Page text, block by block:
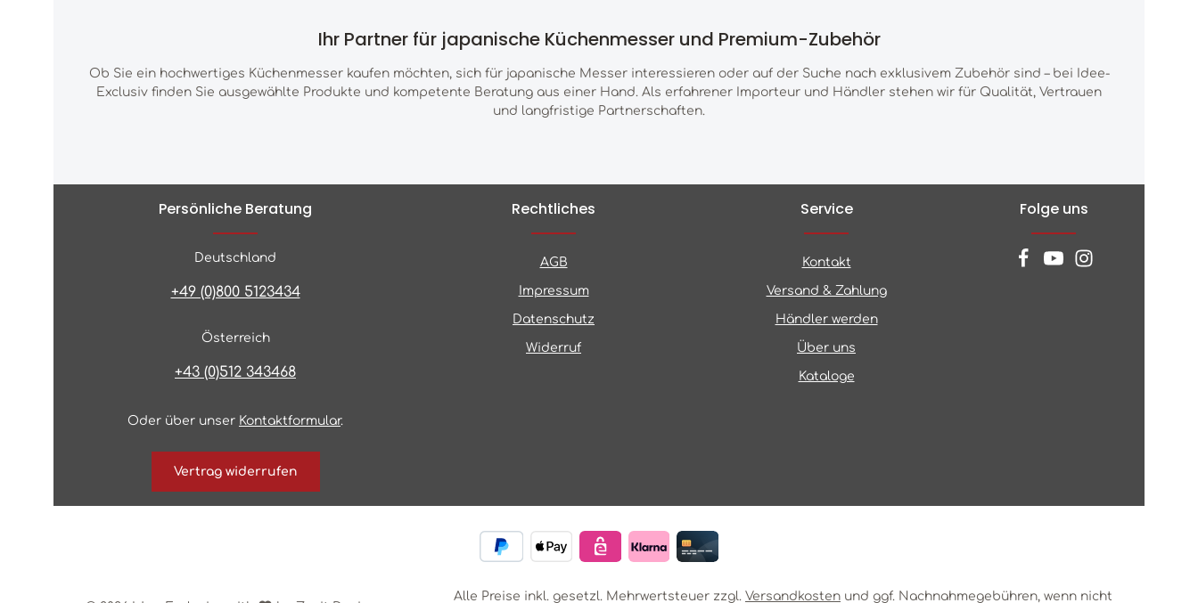
Ihr Partner für japanische Küchenmesser und Premium-Zubehör
Ob Sie ein hochwertiges Küchenmesser kaufen möchten, sich für japanische Messer interessieren oder auf der Suche nach exklusivem Zubehör sind – bei Idee-
Exclusiv finden Sie ausgewählte Produkte und kompetente Beratung aus einer Hand. Als erfahrener Importeur und Händler stehen wir für Qualität, Vertrauen
und langfristige Partnerschaften.
Persönliche Beratung
Deutschland
+49 (0)800 5123434
Österreich
+43 (0)512 343468
Oder über unser Kontaktformular.
Vertrag widerrufen
Rechtliches
AGB
Impressum
Datenschutz
Widerruf
Service
Kontakt
Versand & Zahlung
Händler werden
Über uns
Kataloge
Folge uns
Alle Preise inkl. gesetzl. Mehrwertsteuer zzgl. Versandkosten und ggf. Nachnahmegebühren, wenn nicht